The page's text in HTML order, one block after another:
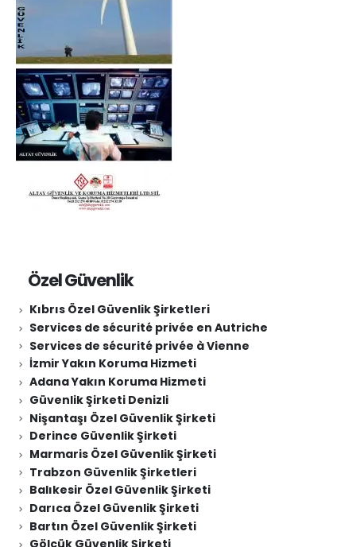
Özel Güvenlik
Kıbrıs Özel Güvenlik Şirketleri
Services de sécurité privée en Autriche
Services de sécurité privée à Vienne
İzmir Yakın Koruma Hizmeti
Adana Yakın Koruma Hizmeti
Güvenlik Şirketi Denizli
Nişantaşı Özel Güvenlik Şirketi
Derince Güvenlik Şirketi
Marmaris Özel Güvenlik Şirketi
Trabzon Güvenlik Şirketleri
Balıkesir Özel Güvenlik Şirketi
Darıca Özel Güvenlik Şirketi
Bartın Özel Güvenlik Şirketi